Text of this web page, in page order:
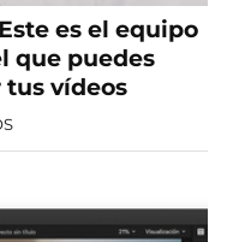
es el equipo
que puedes
tus vídeos